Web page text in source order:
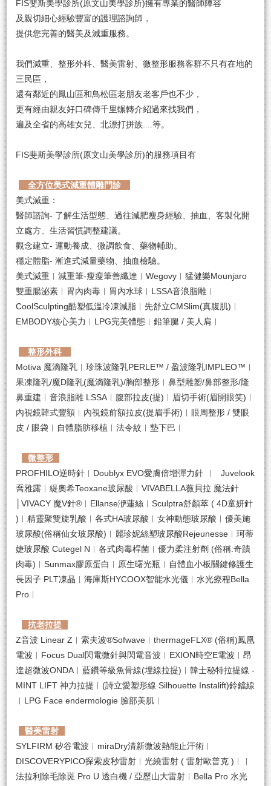
FIS斐斯美學診所(原文山美學診所)擁有專業的醫師陣容
及親切細心經驗豐富的護理諮詢師，
提供您完善的醫美及減重服務。
我們減重、整形外科、醫美雷射、微整形服務客群不只有在地的
三民區，
還有鄰近的鳳山區和鳥松區老朋友老客戶也不少，
更有經由親友好口碑傳千里輾轉介紹過來找我們，
遍及全省的高雄女兒、北漂打拼族....等。
FIS斐斯美學診所(原文山美學診所)的服務項目有
全方位美式減重體雕門診
美式減重：
醫師諮詢- 了解生活型態、過往減肥瘦身經驗、抽血、客製化開
立處方、生活習慣調整建議。
觀念建立- 運動養成、微調飲食、藥物輔助。
穩定體脂- 漸進式減量藥物、抽血檢驗。
美式減重︱減重筆-瘦瘦筆善纖達︱Wegovy︱猛健樂Mounjaro
雙重腸泌素︱胃內肉毒︱胃內水球︱LSSA音浪脂雕︱
CoolSculpting酷塑低溫冷凍減脂︱先舒立CMSlim(真腹肌)︱
EMBODY核心美力︱LPG完美體態︱鉛筆腿 / 美人肩︱
整形外科
Motiva 魔滴隆乳︱珍珠波隆乳PERLE™ / 盈波隆乳IMPLEO™︱
果凍隆乳/魔D隆乳(魔滴隆乳)/胸部整形︱鼻型雕塑/鼻部整形/隆
鼻重建︱⾳浪脂雕 LSSA︱腹部拉皮(提)︱眉切手術(眉開眼笑)︱
內視鏡韓式豐額︱內視鏡前額拉皮(提眉手術)︱眼周整形 / 雙眼
皮 / 眼袋︱自體脂肪移植︱法令紋︱墊下巴︱
微整形
PROFHILO逆時針︱Doublyx EVO愛膚倍增彈力針
︱
Juvelook
喬雅露︱緹奧希Teoxane玻尿酸︱VIVABELLA薇貝拉 魔法針
│VIVACY 魔V針®︱Ellanse洢蓮絲︱Sculptra舒顏萃 ( 4D童妍針
)︱精靈聚雙旋乳酸︱各式HA玻尿酸︱女神動態玻尿酸︱優美施
玻尿酸(俗稱仙女玻尿酸)︱麗珍妮絲塑玻尿酸Rejeunesse︱珂蒂
婕玻尿酸 Cutegel N︱各式肉毒桿菌︱優力柔注射劑 (俗稱:奇蹟
肉毒)︱Sunmax膠原蛋白︱原生曙光瓶︱自體血小板關鍵修護生
長因子 PLT凍晶︱海庫斯HYCOOX智能水光儀︱水光療程Bella
Pro︱
抗老拉提
Z音波 Linear Z︱索夫波®Sofwave︱thermageFLX® (俗稱)鳳凰
電波︱Focus Dual閃電微針與閃電音波︱EXION時空E電波︱昂
達超微波ONDA︱藍鑽等級魚骨線(埋線拉提)︱韓士秘特拉提線 -
MINT LIFT 神力拉提︱(詩立愛塑形線 Silhouette Instalift)鈴鐺線
︱LPG Face endermologie 臉部美肌︱
醫美雷射
SYLFIRM 矽谷電波︱miraDry清新微波熱能止汗術︱
DISCOVERYPICO探索皮秒雷射︱光繞雷射 ( 雷射歐普克 )︱︱
法拉利除毛除斑 Pro U 透白機 / 亞歷山大雷射︱Bella Pro 水光